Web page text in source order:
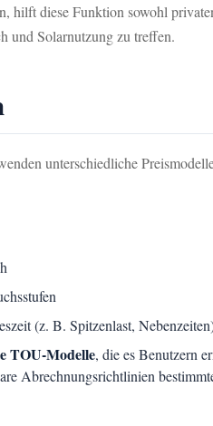
hilft diese Funktion sowohl
und Solarnutzung zu treffen.
unterschiedliche
(z. B. Spitzenlast,
TOU-Modelle, die es Benutzern
Abrechnungsrichtlinien